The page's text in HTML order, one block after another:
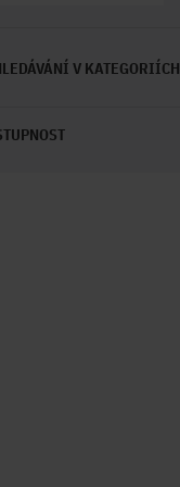
V KATEGORIÍCH